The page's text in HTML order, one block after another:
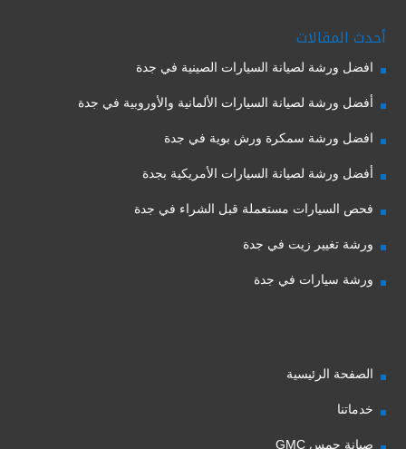
أحدث المقالات
افضل ورشة لصيانة السيارات الصينية في جدة
أفضل ورشة لصيانة السيارات الألمانية والأوروبية في جدة
افضل ورشة سمكرة ورش بوية في جدة
أفضل ورشة لصيانة السيارات الأمريكية بجدة
فحص السيارات مستعملة قبل الشراء في جدة
ورشة تغيير زيت في جدة
ورشة سيارات في جدة
الصفحة الرئيسية
خدماتنا
صيانة جمس GMC